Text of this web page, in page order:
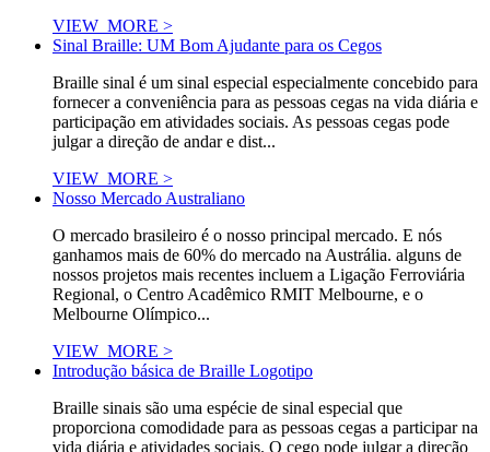
VIEW_MORE >
Sinal Braille: UM Bom Ajudante para os Cegos
Braille sinal é um sinal especial especialmente concebido para
fornecer a conveniência para as pessoas cegas na vida diária e
participação em atividades sociais. As pessoas cegas pode
julgar a direção de andar e dist...
VIEW_MORE >
Nosso Mercado Australiano
O mercado brasileiro é o nosso principal mercado. E nós
ganhamos mais de 60% do mercado na Austrália. alguns de
nossos projetos mais recentes incluem a Ligação Ferroviária
Regional, o Centro Acadêmico RMIT Melbourne, e o
Melbourne Olímpico...
VIEW_MORE >
Introdução básica de Braille Logotipo
Braille sinais são uma espécie de sinal especial que
proporciona comodidade para as pessoas cegas a participar na
vida diária e atividades sociais. O cego pode julgar a direção